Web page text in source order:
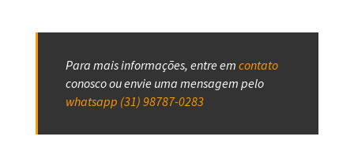
Para mais informações, entre em contato
conosco ou envie uma mensagem pelo
whatsapp (31) 98787-0283